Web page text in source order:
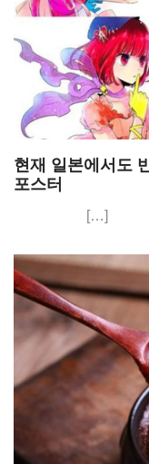
현재 일본에서도
포스터
[…]